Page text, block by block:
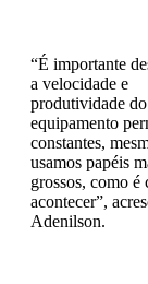
“É importante
a velocidade e
produtividade do
equipamento
constantes,
usamos papéis
grossos, como é
acontecer”,
Adenilson.